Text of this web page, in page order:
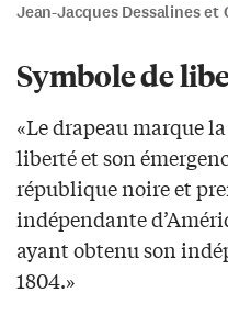
Jean-Jacques Dessalines et
Symbole de
«Le drapeau marque
liberté et son
république noire et
indépendante
ayant obtenu son
1804.»